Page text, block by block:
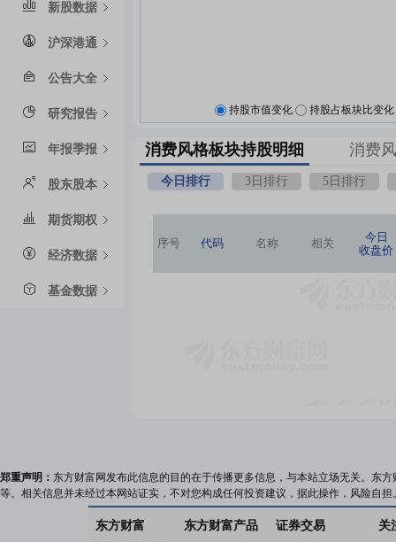
新股数据
沪深港通
公告大全
研究报告
年报季报
股东股本
期货期权
经济数据
基金数据
持股市值变化 持股占板块比变化
消费风格板块持股明细 消费
今日排行 3日排行 5日排行
序号 代码 名称 相关
今日
收盘价
郑重声明： 东方财富网发布此信息的目的在于传播更多信息，与本站立场无关。东
等。相关信息并未经过本网站证实，不对您构成任何投资建议，据此操作，风险自担
东方财富 东方财富产品 证券交易 关